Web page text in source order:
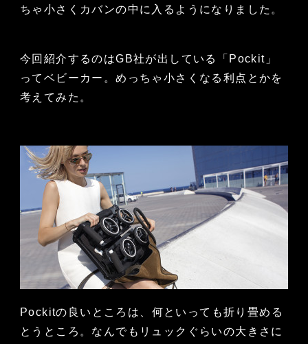
ちゃ小さくカバンの中に入るようになりました。
今回紹介するのはGB社が出している「Pockit」
ってベビーカー。めっちゃ小さくなる利点とかを
考えてみた。
Pockitの良いところは、何といっても折り畳める
とうところ。なんでもリュックぐらいの大きさに